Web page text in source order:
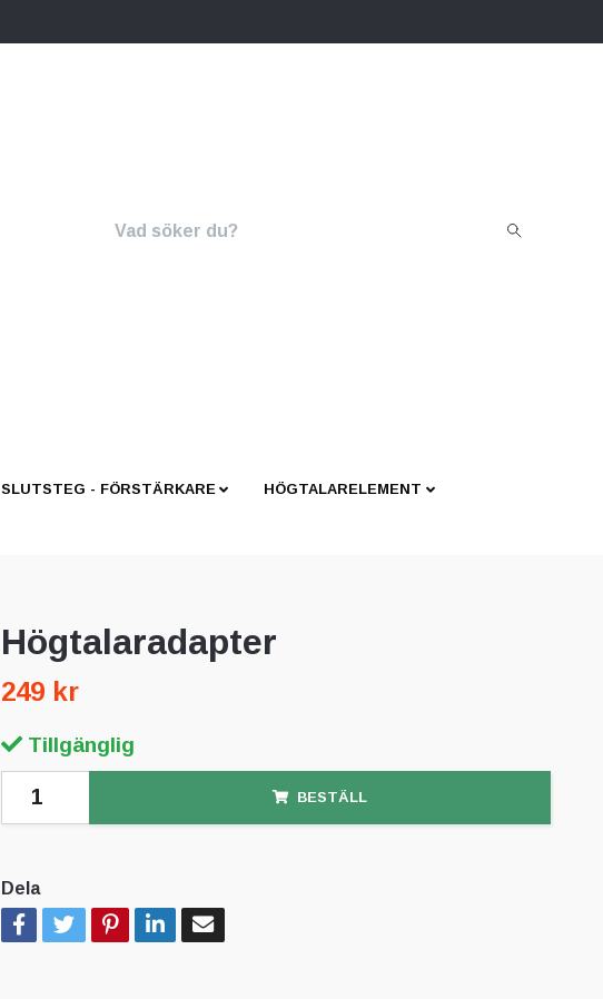
SLUTSTEG - FÖRSTÄRKARE HÖGTALARELEMENT
Högtalaradapter
249 kr
Tillgänglig
BESTÄLL
Dela